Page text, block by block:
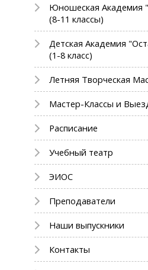
Юношеская Академия
(8-11 классы)
Детская Академия
(1-8 класс)
Летняя Творческая
Мастер-Классы и
Расписание
Учебный театр
ЭИОС
Преподаватели
Наши выпускники
Контакты